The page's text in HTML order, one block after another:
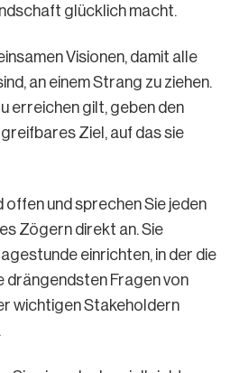
glücklich macht.
Visionen, damit alle
an einem Strang zu ziehen.
erreichen gilt, geben den
Ziel, auf das sie
offen und sprechen Sie jeden
Zögern direkt an. Sie
einrichten, in der die
drängendsten Fragen von
wichtigen Stakeholdern